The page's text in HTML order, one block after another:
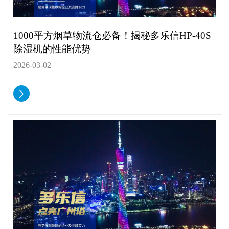
1000平方烟草物流仓必备！揭秘多乐信HP-40S
除湿机的性能优势
2026-03-02